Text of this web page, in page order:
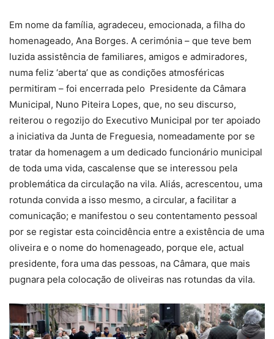
Em nome da família, agradeceu, emocionada, a filha do
homenageado, Ana Borges. A cerimónia – que teve bem
luzida assistência de familiares, amigos e admiradores,
numa feliz ‘aberta’ que as condições atmosféricas
permitiram – foi encerrada pelo Presidente da Câmara
Municipal, Nuno Piteira Lopes, que, no seu discurso,
reiterou o regozijo do Executivo Municipal por ter apoiado
a iniciativa da Junta de Freguesia, nomeadamente por se
tratar da homenagem a um dedicado funcionário municipal
de toda uma vida, cascalense que se interessou pela
problemática da circulação na vila. Aliás, acrescentou, uma
rotunda convida a isso mesmo, a circular, a facilitar a
comunicação; e manifestou o seu contentamento pessoal
por se registar esta coincidência entre a existência de uma
oliveira e o nome do homenageado, porque ele, actual
presidente, fora uma das pessoas, na Câmara, que mais
pugnara pela colocação de oliveiras nas rotundas da vila.